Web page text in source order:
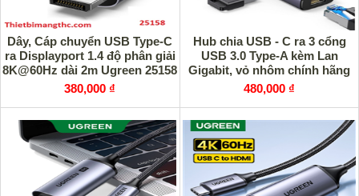
Dây, Cáp chuyển USB Type-C
ra Displayport 1.4 độ phân giải
8K@60Hz dài 2m Ugreen 25158
cao cấp
380,000 ₫
Hub chia USB - C ra 3 cổng
USB 3.0 Type-A kèm Lan
Gigabit, vỏ nhôm chính hãng
Ugreen 60600
480,000 ₫